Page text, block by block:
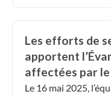
Les efforts de
apportent
affectées par
Le 16 mai 2025,